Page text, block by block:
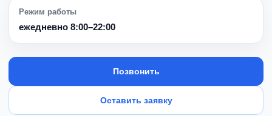
Режим работы
ежедневно 8:00–22:00
Позвонить
Оставить заявку